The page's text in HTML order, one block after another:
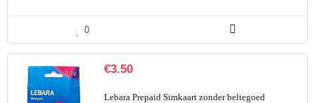
0
€3.50
Lebara Prepaid Simkaart zonder beltegoed